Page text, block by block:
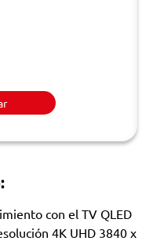
con el TV QLED
4K UHD 3840 x